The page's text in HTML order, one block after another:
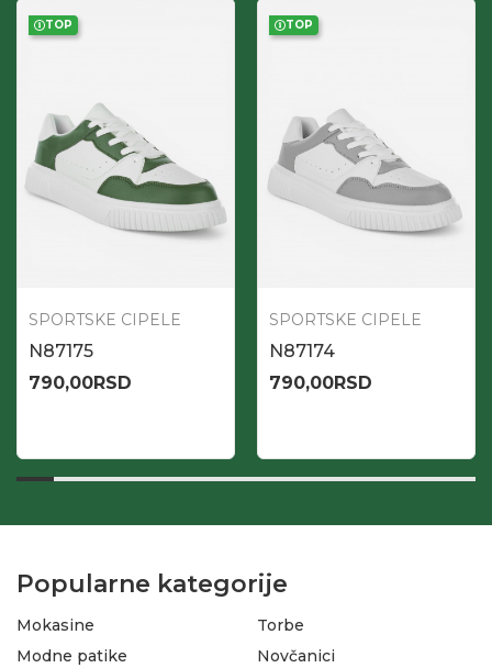
TOP
SPORTSKE CIPELE
N87175
790,00RSD
TOP
SPORTSKE CIPELE
N87174
790,00RSD
Popularne kategorije
Mokasine
Modne patike
Torbe
Novčanici